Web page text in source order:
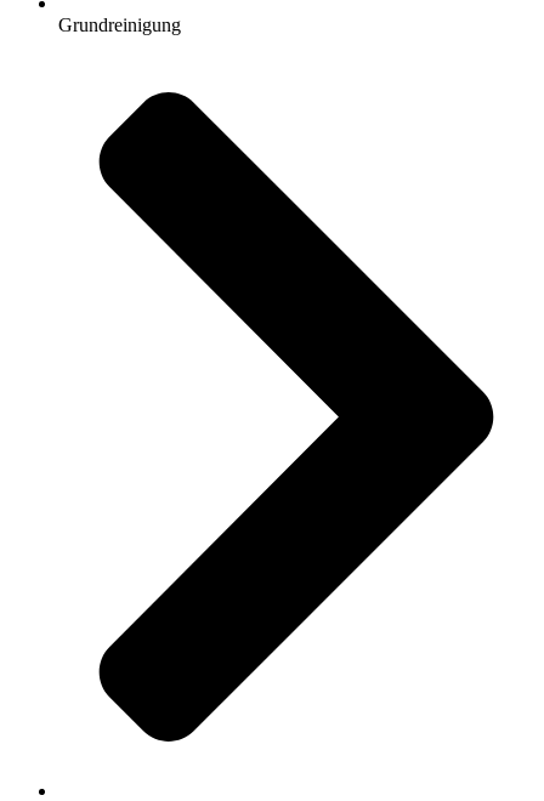
Grundreinigung